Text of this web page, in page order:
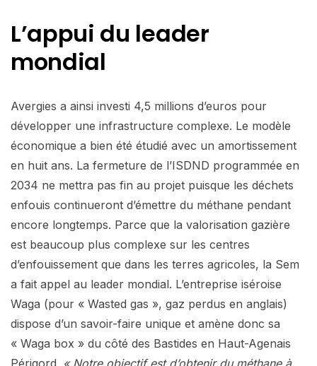
L’appui du leader
mondial
Avergies a ainsi investi 4,5 millions d’euros pour
développer une infrastructure complexe. Le modèle
économique a bien été étudié avec un amortissement
en huit ans. La fermeture de l’ISDND programmée en
2034 ne mettra pas fin au projet puisque les déchets
enfouis continueront d’émettre du méthane pendant
encore longtemps. Parce que la valorisation gazière
est beaucoup plus complexe sur les centres
d’enfouissement que dans les terres agricoles, la Sem
a fait appel au leader mondial. L’entreprise iséroise
Waga (pour « Wasted gas », gaz perdus en anglais)
dispose d’un savoir-faire unique et amène donc sa
« Waga box » du côté des Bastides en Haut-Agenais
Périgord. « Notre objectif est d’obtenir du méthane à